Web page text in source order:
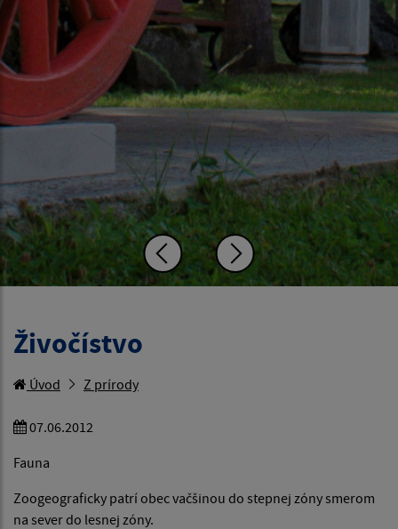
Živočístvo
Úvod Z prírody
07.06.2012
Fauna
Zoogeograficky patrí obec vačšinou do stepnej zóny smerom
na sever do lesnej zóny.